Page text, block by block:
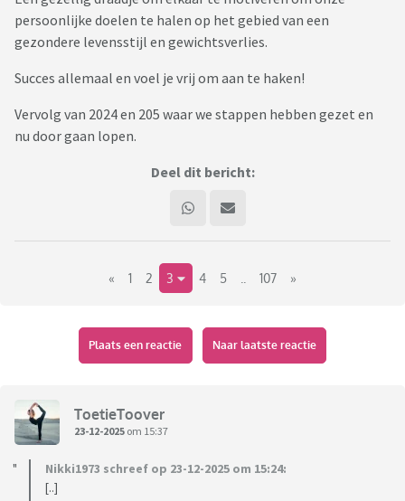
persoonlijke doelen te halen op het gebied van een
gezondere levensstijl en gewichtsverlies.
Succes allemaal en voel je vrij om aan te haken!
Vervolg van 2024 en 205 waar we stappen hebben gezet en
nu door gaan lopen.
Deel dit bericht:
« 1 2 3 4 5 107 »
Plaats een reactie Naar laatste reactie
ToetieToover
23-12-2025 om 15:37
Nikki1973 schreef op 23-12-2025 om 15:24:
[..]